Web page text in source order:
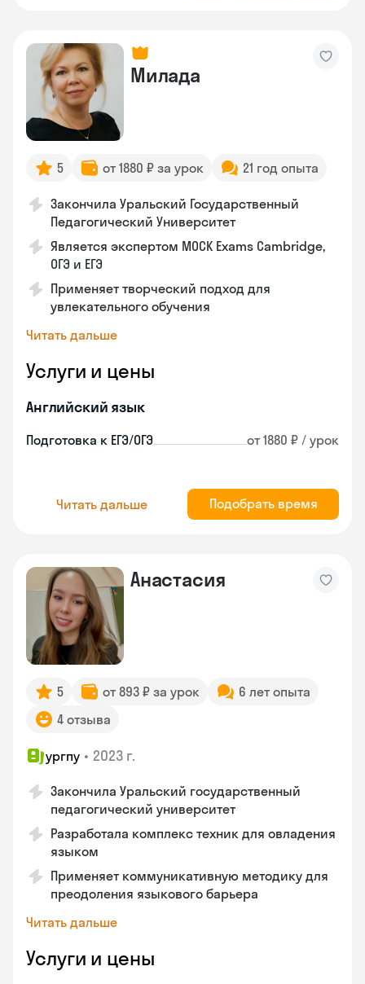
Милада
5 от 1880 ₽ за урок 21 год опыта
Закончила Уральский Государственный
Педагогический Университет
Является экспертом MOCK Exams Cambridge,
ОГЭ и ЕГЭ
Применяет творческий подход для
увлекательного обучения
Читать дальше
Услуги и цены
Английский язык
Подготовка к ЕГЭ/ОГЭ от 1880 ₽ / урок
Читать дальше Подобрать время
Анастасия
5 от 893 ₽ за урок
6 лет опыта
4 отзыва
ургпу • 2023 г.
Закончила Уральский государственный
педагогический университет
Разработала комплекс техник для овладения
языком
Применяет коммуникативную методику для
преодоления языкового барьера
Читать дальше
Услуги и цены